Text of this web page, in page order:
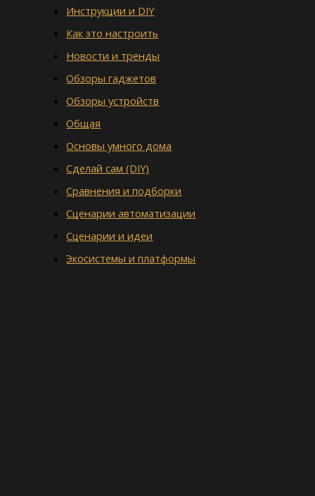
Инструкции и DIY
Как это настроить
Новости и тренды
Обзоры гаджетов
Обзоры устройств
Общая
Основы умного дома
Сделай сам (DIY)
Сравнения и подборки
Сценарии автоматизации
Сценарии и идеи
Экосистемы и платформы